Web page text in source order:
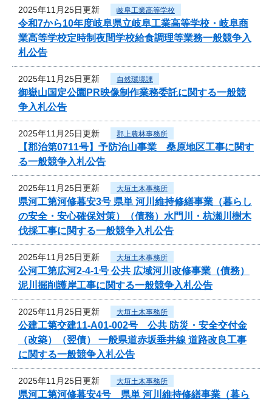
2025年11月25日更新 岐阜工業高等学校
令和7から10年度岐阜県立岐阜工業高等学校・岐阜商
業高等学校定時制夜間学校給食調理等業務一般競争入
札公告
2025年11月25日更新 自然環境課
御嶽山国定公園PR映像制作業務委託に関する一般競
争入札公告
2025年11月25日更新 郡上農林事務所
【郡治第0711号】予防治山事業 桑原地区工事に関す
る一般競争入札公告
2025年11月25日更新 大垣土木事務所
県河工第河修暮安3号 県単 河川維持修繕事業（暮らし
の安全・安心確保対策）（債務）水門川・杭瀬川樹木
伐採工事に関する一般競争入札公告
2025年11月25日更新 大垣土木事務所
公河工第広河2-4-1号 公共 広域河川改修事業（債務）
泥川掘削護岸工事に関する一般競争入札公告
2025年11月25日更新 大垣土木事務所
公建工第交建11-A01-002号 公共 防災・安全交付金
（改築）（翌債） 一般県道赤坂垂井線 道路改良工事
に関する一般競争入札公告
2025年11月25日更新 大垣土木事務所
県河工第河修暮安4号 県単 河川維持修繕事業（暮ら